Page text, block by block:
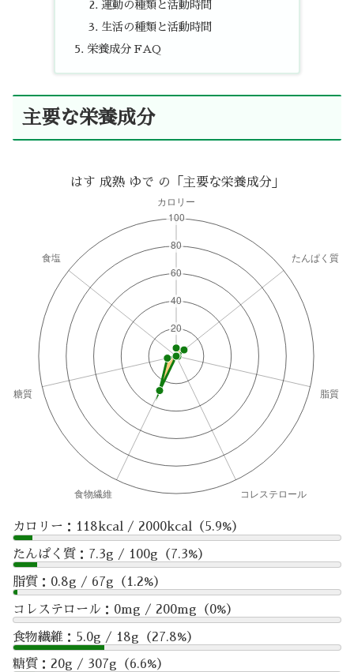
運動の種類と活動時間
生活の種類と活動時間
栄養成分 FAQ
主要な栄養成分
はす 成熟 ゆで の「主要な栄養成分」
カロリー：118kcal / 2000kcal（5.9%）
たんぱく質：7.3g / 100g（7.3%）
脂質：0.8g / 67g（1.2%）
コレステロール：0mg / 200mg（0%）
食物繊維：5.0g / 18g（27.8%）
糖質：20g / 307g（6.6%）